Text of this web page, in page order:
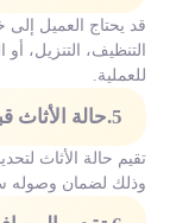
قد يحتاج العميل إلى
التنظيف، التنزيل، أو
للعملية.
5.حالة الأثاث قبل النقل
تقيم حالة الأثاث
وذلك لضمان وصوله